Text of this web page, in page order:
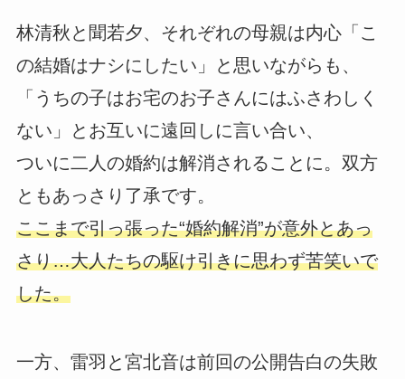
林清秋と聞若夕、それぞれの母親は内心「こ
の結婚はナシにしたい」と思いながらも、
「うちの子はお宅のお子さんにはふさわしく
ない」とお互いに遠回しに言い合い、
ついに二人の婚約は解消されることに。双方
ともあっさり了承です。
ここまで引っ張った“婚約解消”が意外とあっ
さり…大人たちの駆け引きに思わず苦笑いで
した。
一方、雷羽と宮北音は前回の公開告白の失敗